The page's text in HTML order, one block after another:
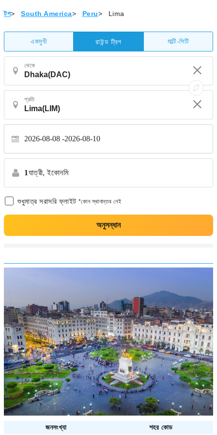
টপ> South America> Peru> Lima
একমুখী রাউন্ড ট্রিপ মাল্টি-সিটি
থেকে
প্রতি
2026-08-08 2026-08-10
1যাত্রী, ইকোনমি
শুধুমাত্র সরাসরি ফ্লাইট *কোন স্থানান্তর নেই
অনুসন্ধান
জনসংখ্যা শহর কোড